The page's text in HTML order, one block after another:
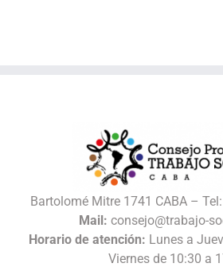
Bartolomé Mitre 1741 CABA –
Mail: consejo@trabajo-
Horario de atención: Lunes a
Viernes de 10:30 a